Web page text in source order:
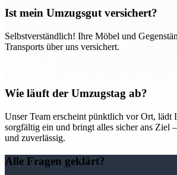
Ist mein Umzugsgut versichert?
Selbstverständlich! Ihre Möbel und
Transports über uns versichert.
Wie läuft der Umzugstag ab?
Unser Team erscheint pünktlich vor Ort, lädt
sorgfältig ein und bringt alles sicher ans Ziel
und zuverlässig.
Alle Fragen geklärt?